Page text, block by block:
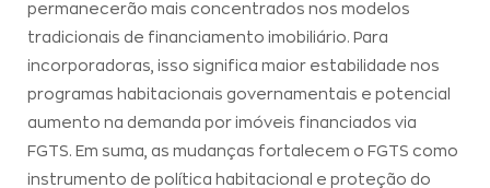
permanecerão mais concentrados nos modelos
tradicionais de financiamento imobiliário. Para
incorporadoras, isso significa maior estabilidade nos
programas habitacionais governamentais e potencial
aumento na demanda por imóveis financiados via
FGTS. Em suma, as mudanças fortalecem o FGTS como
instrumento de política habitacional e proteção do